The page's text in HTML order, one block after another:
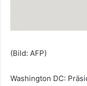
(Bild: AFP)
Washington DC: